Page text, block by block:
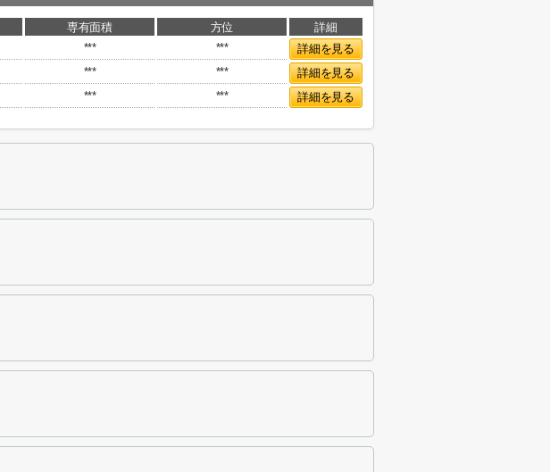
専有面積 方位
詳細
*** ***
詳細を見る
*** ***
詳細を見る
*** *** 詳細を見る